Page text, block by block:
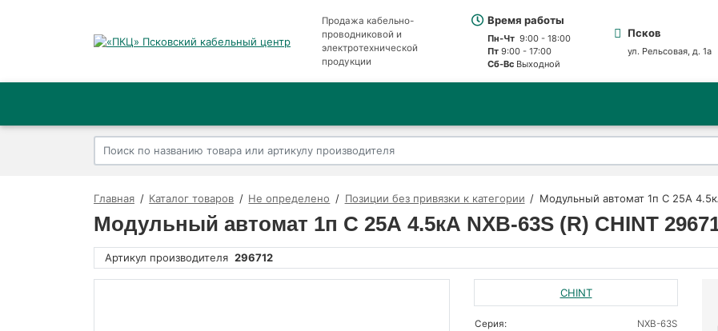
Продажа кабельно-
проводниковой и
электротехнической
продукции
Время работы
Пн-Чт9:00 - 18:00
Пт9:00 - 17:00
Сб-ВсВыходной
Псков
ул. Рельсовая, д. 1а
Главная Каталог товаров Не определено Позиции без привязки к категории Модульный автомат 1п C 25А
Модульный автомат 1п C 25А 4.5кА NXB-63S (R) CHINT
Артикул производителя 296712
CHINT
Серия:
NXB-63S